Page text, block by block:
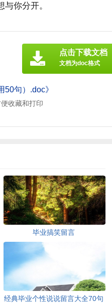
你分开。
50句）.doc》
收藏和打印
点击下载文档
文档为doc格式
毕业搞笑留言
经典毕业个性说说留言大全70句